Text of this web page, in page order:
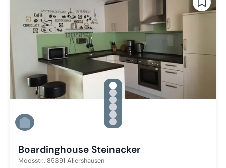
gallery.slide_selector
Zu Slide 1 wechseln
Zu Slide 2 wechseln
Zu Slide 3 wechseln
Zu Slide 4 wechseln
Zu Slide 5 wechseln
Zu Slide 6 wechseln
Boardinghouse Steinacker
Moosstr., 85391 Allershausen